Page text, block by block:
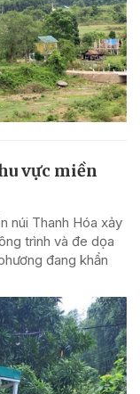
vực miền
núi Thanh Hóa xảy
trình và đe dọa
đang khẩn